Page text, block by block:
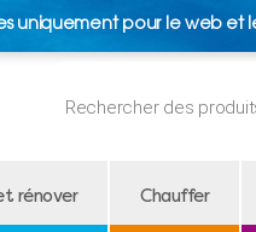
uniquement pour le web et
de
rénover Chauffer